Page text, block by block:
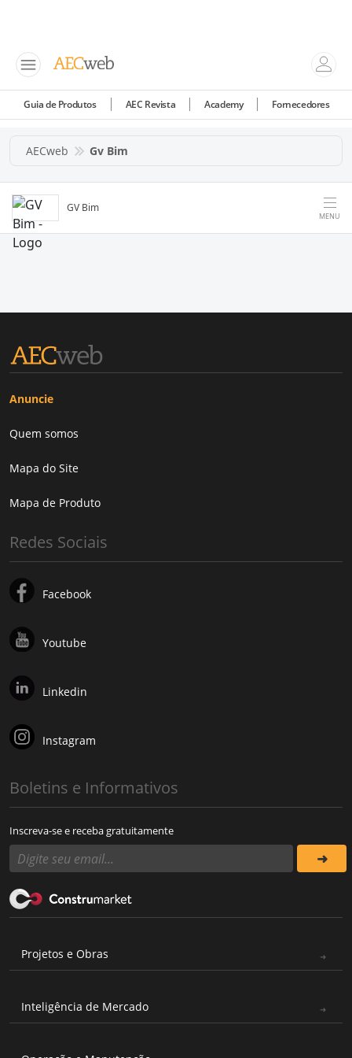
Guia de Produtos AEC Revista Academy Fornecedores
AECweb Gv Bim
GV Bim
MENU
Anuncie
Quem somos
Mapa do Site
Mapa de Produto
Redes Sociais
Facebook
Youtube
Linkedin
Instagram
Boletins e Informativos
Inscreva-se e receba gratuitamente
Projetos e Obras
Inteligência de Mercado